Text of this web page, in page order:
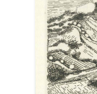
Lela Pupillo -
formes,
Cultura.
Signum 6.
Direttore
pp. 36/39, 90.